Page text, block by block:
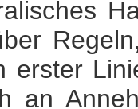
erster
an